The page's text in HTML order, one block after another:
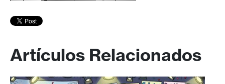
Artículos Relacionados